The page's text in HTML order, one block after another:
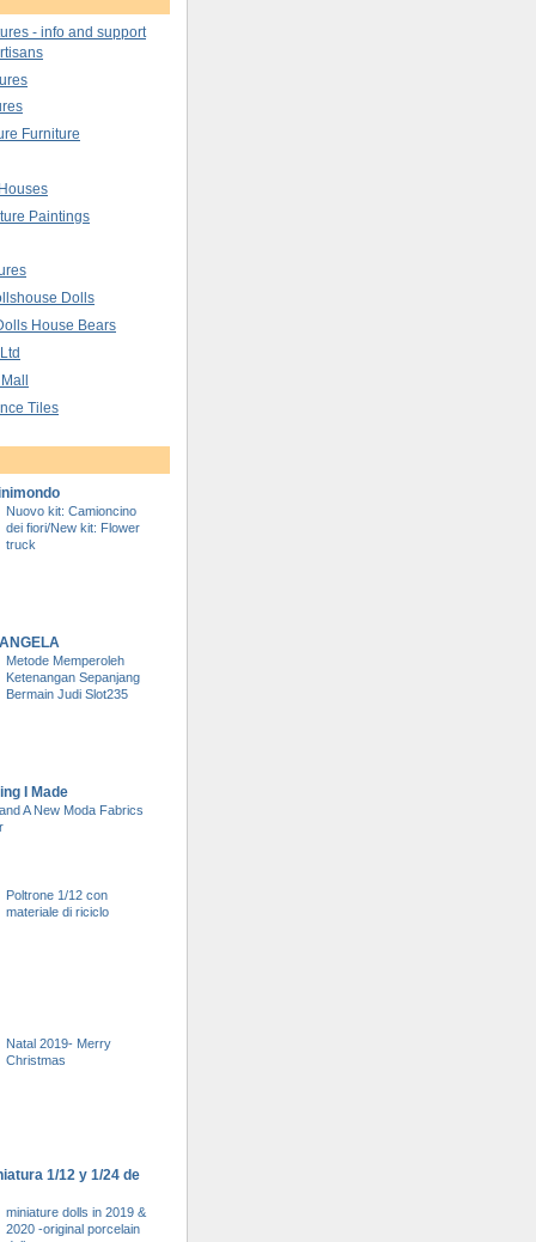
- info and support
Furniture
Paintings
Dolls
House Bears
Tiles
Nuovo kit: Camioncino
dei fiori/New kit: Flower
truck
Metode Memperoleh
Ketenangan Sepanjang
Bermain Judi Slot235
I Made
A New Moda Fabrics
Poltrone 1/12 con
materiale di riciclo
Natal 2019- Merry
Christmas
1/12 y 1/24 de
miniature dolls in 2019 &
2020 -original porcelain